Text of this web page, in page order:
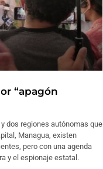
“apagón
dos regiones autónomas que
Managua, existen
pero con una agenda
y el espionaje estatal.